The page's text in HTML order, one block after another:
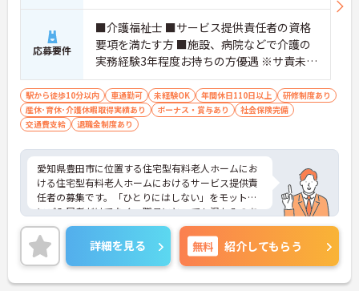
応募要件
■介護福祉士 ■サービス提供責任者の資格
要項を満たす方 ■施設、病院などで介護の
実務経験3年程度お持ちの方優遇 ※サ責未経
験スタートの実績多数
駅から徒歩10分以内 車通勤可 未経験OK 年間休日110日以上
研修制度あり
産休･育休･介護休暇取得実績あり
ボーナス・賞与あり
社会保険完備
交通費支給
退職金制度あり
愛知県豊田市に位置する住宅型有料老人ホームにお
ける住宅型有料老人ホームにおけるサービス提供責
任者の募集です。「ひとりにはしない」をモットー
にご入居者だけでなく、職員にとっても温かみのあ
る環境づくりを目指しています。
ご利用者一人ひとりに寄り添ってサービスを提供し
ていただける方を募集しています。サービス提供責
任者の経験がなくスタートされた方も多数いらっし
ゃいます。
詳細を見る 無料 紹介してもらう